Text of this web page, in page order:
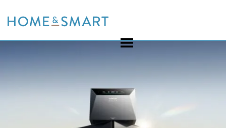
to